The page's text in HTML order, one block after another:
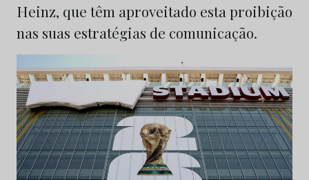
Heinz, que têm aproveitado esta proibição
nas suas estratégias de comunicação.